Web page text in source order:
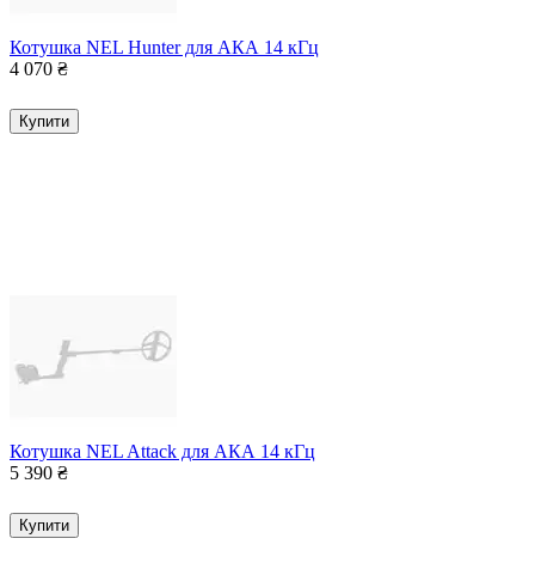
Котушка NEL Hunter для АКА 14 кГц
4 070 ₴
Купити
Котушка NEL Attack для АКА 14 кГц
5 390 ₴
Купити